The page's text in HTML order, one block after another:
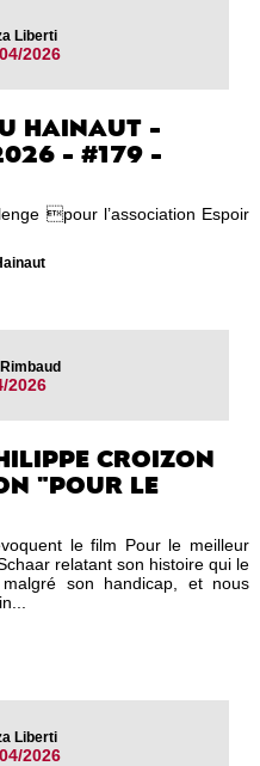
Liberti
2026
HAINAUT -
- #179 -
pour l’association Espoir
2026
CROIZON
"POUR LE
le film Pour le meilleur
relatant son histoire qui le
son handicap, et nous
Liberti
2026